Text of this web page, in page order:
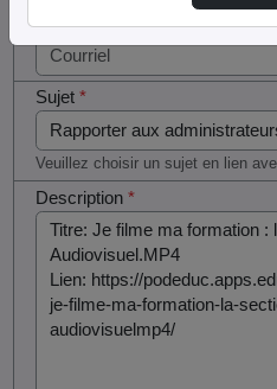
Courriel*
Sujet*
Veuillez choisir un sujet en lien
Description*